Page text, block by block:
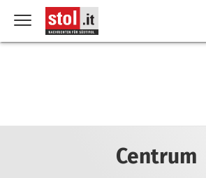
Centrum